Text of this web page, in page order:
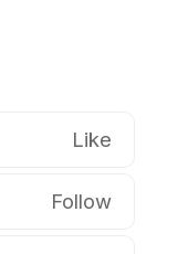
Like
Follow